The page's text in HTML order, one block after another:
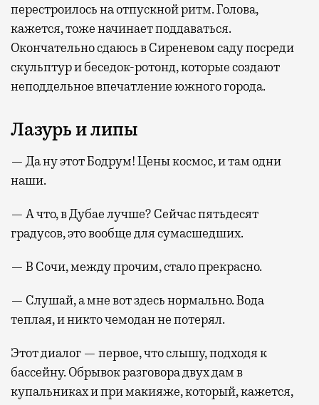
перестроилось на отпускной ритм. Голова,
кажется, тоже начинает поддаваться.
Окончательно сдаюсь в Сиреневом саду посреди
скульптур и беседок-ротонд, которые создают
неподдельное впечатление южного города.
Лазурь и липы
— Да ну этот Бодрум! Цены космос, и там одни
наши.
— А что, в Дубае лучше? Сейчас пятьдесят
градусов, это вообще для сумасшедших.
— В Сочи, между прочим, стало прекрасно.
— Слушай, а мне вот здесь нормально. Вода
теплая, и никто чемодан не потерял.
Этот диалог — первое, что слышу, подходя к
бассейну. Обрывок разговора двух дам в
купальниках и при макияже, который, кажется,